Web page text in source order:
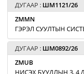
ДУГААР : ШМ1121/26
ZMMN
ГЭРЭЛ СУУЛТЫН
ДУГААР : ШМ0892/26
ZMUB
НИСЭХ БУУДЛЫН 3, 4